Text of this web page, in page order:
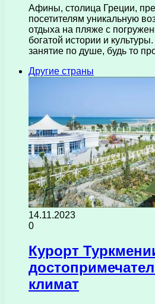
Афины, столица Греции,
посетителям уникальную
отдыха на пляже с
богатой истории и
занятие по душе, будь то
Другие страны
14.11.2023
0
Курорт
климат